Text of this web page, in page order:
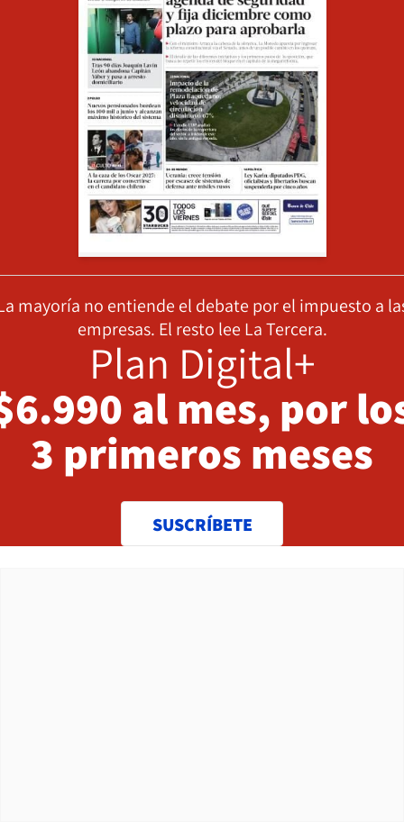
mayoría no entiende el debate por el impuesto a
empresas. El resto lee La Tercera.
Plan Digital+
al mes, por
3 primeros meses
SUSCRÍBETE